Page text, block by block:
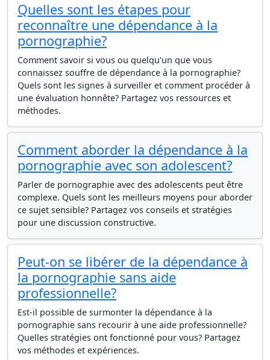
Quelles sont les étapes pour
reconnaître une dépendance à la
pornographie?
Comment savoir si vous ou quelqu'un que vous
connaissez souffre de dépendance à la pornographie?
Quels sont les signes à surveiller et comment procéder à
une évaluation honnête? Partagez vos ressources et
méthodes.
Comment aborder la dépendance à la
pornographie avec son adolescent?
Parler de pornographie avec des adolescents peut être
complexe. Quels sont les meilleurs moyens pour aborder
ce sujet sensible? Partagez vos conseils et stratégies
pour une discussion constructive.
Peut-on se libérer de la dépendance à
la pornographie sans aide
professionnelle?
Est-il possible de surmonter la dépendance à la
pornographie sans recourir à une aide professionnelle?
Quelles stratégies ont fonctionné pour vous? Partagez
vos méthodes et expériences.